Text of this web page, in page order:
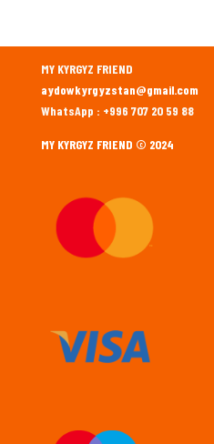
MY KYRGYZ FRIEND
aydowkyrgyzstan@gmail.com
WhatsApp : +996 707 20 59 88
MY KYRGYZ FRIEND © 2024